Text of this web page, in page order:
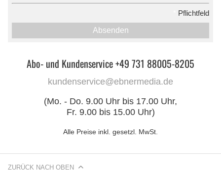
Pflichtfeld
Absenden
Abo- und Kundenservice +49 731 88005-8205
kundenservice@ebnermedia.de
(Mo. - Do. 9.00 Uhr bis 17.00 Uhr,
Fr. 9.00 bis 15.00 Uhr)
Alle Preise inkl. gesetzl. MwSt.
ZURÜCK NACH OBEN